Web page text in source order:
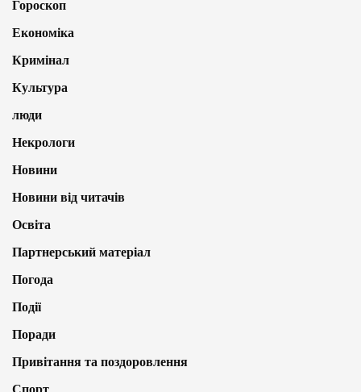
Гороскоп
Економіка
Кримінал
Культура
люди
Некрологи
Новини
Новини від читачів
Освіта
Партнерський матеріал
Погода
Події
Поради
Привітання та поздоровлення
Спорт